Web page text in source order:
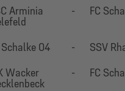
Arminia
- FC
Schalke 04 -
SSV
Wacker
- FC